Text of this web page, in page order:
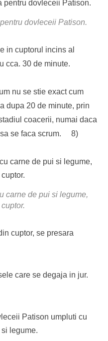
dovleceii Patison.
in cuptorul incins al
cca. 30 de minute.
nu se stie exact cum
dupa 20 de minute, prin
coacerii, numai daca
sa se faca scrum. 8)
carne de pui si legume,
cuptor, se presara
care se degaja in jur.